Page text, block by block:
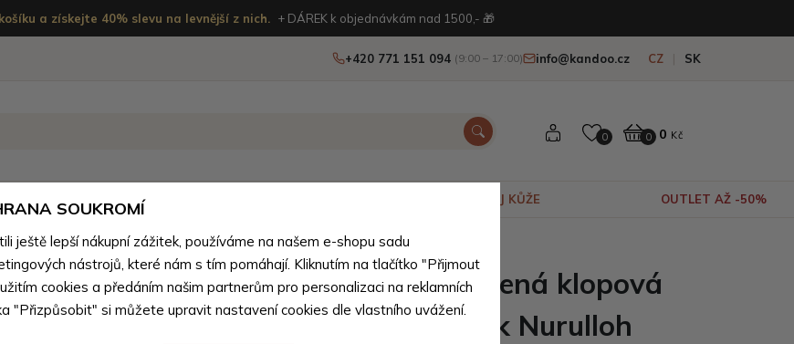
a získejte 40% slevu na levnější z nich. + DÁREK k objednávkám nad 1500,- 🎁
+420 771 151 094 (9:00 – 17:00) info@kandoo.cz CZ SK
0 0 0 Kč
VÝPRODEJ KŮŽE OUTLET AŽ -50%
přírodní pravé kůže pro muže > Tašky pro muže z přírodní pravé kůže
Novinka
Černá pánská kožená klopová
taška na notebook Nurulloh
SOUKROMÍ
ještě lepší nákupní zážitek, používáme na našem e-shopu sadu
nástrojů, které nám s tím pomáhají. Kliknutím na tlačítko "Přijmout
cookies a předáním našim partnerům pro personalizaci na reklamních
"Přizpůsobit" si můžete upravit nastavení cookies dle vlastního uvážení.